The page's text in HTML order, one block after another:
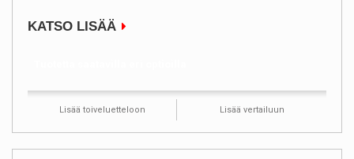
KATSO LISÄÄ
Lisää toiveluetteloon Lisää vertailuun